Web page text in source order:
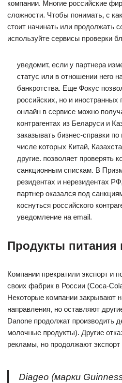
компании. Многие российские
сложности. Чтобы понимать, с
стоит начинать или продолжать
используйте сервисы проверки
уведомит, если у партнера
статус или в отношении него
банкротства. Еще Фокус
российских, но и
онлайн в сервисе можно
контрагентах из Беларуси и
заказывать бизнес-справки
числе которых Китай,
другие. позволяет проверять
санкционным спискам. В
резидентах и нерезидентах
партнер оказался под
коснуться российского
уведомление на email.
Продукты питания
Компании прекратили экспорт и
своих фабрик в России (Coca-
Некоторые компании закрывают
направления, но оставляют
Danone продолжат производить
молочные продукты). Другие
рекламы, но продолжают экспорт
Diageo (марки